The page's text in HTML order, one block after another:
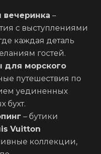
вечеринка –
с выступлениями
каждая деталь
гостей.
для морского
путешествия по
уединенных
бухт.
– бутики
Vuitton
коллекции,